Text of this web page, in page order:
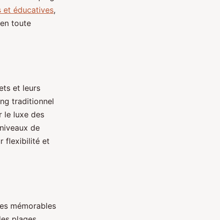
et éducatives,
toute
et leurs
traditionnel
le luxe des
de
flexibilité et
mémorables